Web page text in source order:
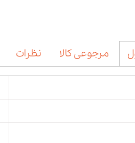
مرجوعی کالا نظرات